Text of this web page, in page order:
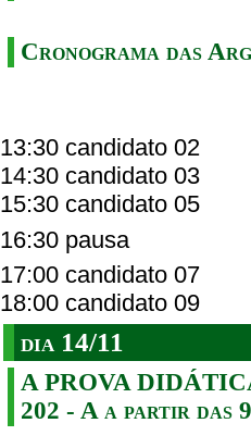
Cronograma das
13:30 candidato 02
14:30 candidato 03
15:30 candidato 05
16:30 pausa
17:00 candidato 07
18:00 candidato 09
dia 14/11
A PROVA
202 - A a partir das